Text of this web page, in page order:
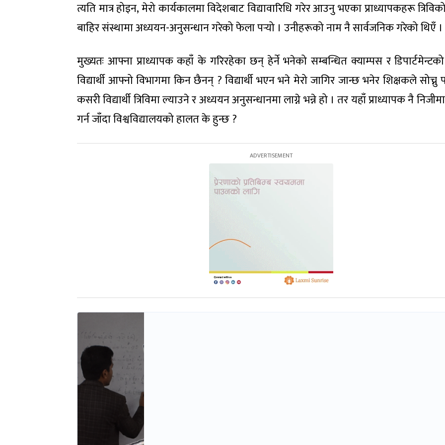
त्यति मात्र होइन, मेरो कार्यकालमा विदेशबाट विद्यावारिधि गरेर आउनु भएका प्राध्यापकहरू
बाहिर संस्थामा अध्ययन-अनुसन्धान गरेको फेला पर्‍यो । उनीहरूको नाम नै सार्वजनिक गरेको थिएँ ।
मुख्यतः आफ्ना प्राध्यापक कहाँ के गरिरहेका छन् हेर्ने भनेको सम्बन्धित क्याम्पस र
विद्यार्थी आफ्नो विभागमा किन छैनन् ? विद्यार्थी भएन भने मेरो जागिर जान्छ भनेर शिक्षकले सोच्नु
कसरी विद्यार्थी त्रिविमा ल्याउने र अध्ययन अनुसन्धानमा लाग्ने भन्ने हो । तर यहाँ प्राध्यापक नै
गर्न जाँदा विश्वविद्यालयको हालत के हुन्छ ?